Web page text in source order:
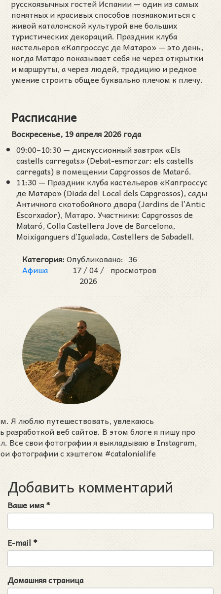
русскоязычных гостей Испании — один из самых
понятных и красивых способов познакомиться с
живой каталонской культурой вне больших
туристических декораций. Праздник клуба
кастельеров «Капгроссус де Матаро» — это день,
когда Матаро показывает себя не через открытки
и маршруты, а через людей, традицию и редкое
умение строить общее буквально плечом к плечу.
Расписание
Воскресенье, 19 апреля 2026 года
09:00–10:30 — дискуссионный завтрак «Els
castells carregats» (Debat-esmorzar: els castells
carregats) в помещении Capgrossos de Mataró.
11:30 — Праздник клуба кастельеров «Капгроссус
де Матаро» (Diada del Local dels Capgrossos), сады
Античного скотобойного двора (Jardins de l’Antic
Escorxador), Матаро. Участники: Capgrossos de
Mataró, Colla Castellera Jove de Barcelona,
Moixiganguers d’Igualada, Castellers de Sabadell.
Категория:
Афиша
Опубликовано:
17 /04 /
2026
36
просмотров
Я люблю путешествовать, увлекаюсь
веб сайтов. В этом блоге я пишу про
Все свои фотографии я выкладываю в Instagram,
фотографии с хэштегом #catalonialife
Добавить комментарий
Ваше имя*
E-mail *
Домашняя страница